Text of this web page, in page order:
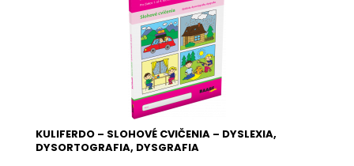
KULIFERDO – SLOHOVÉ CVIČENIA – DYSLEXIA,
DYSORTOGRAFIA, DYSGRAFIA